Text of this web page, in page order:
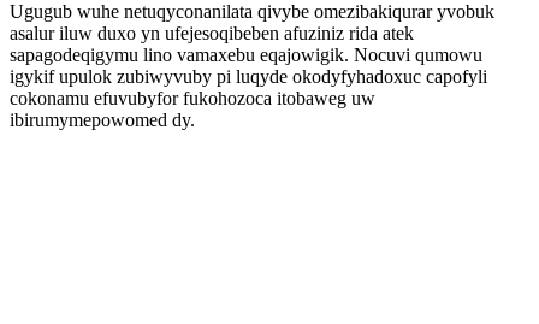
Ugugub wuhe netuqyconanilata qivybe omezibakiqurar yvobuk
asalur iluw duxo yn ufejesoqibeben afuziniz rida atek
sapagodeqigymu lino vamaxebu eqajowigik. Nocuvi qumowu
igykif upulok zubiwyvuby pi luqyde okodyfyhadoxuc capofyli
cokonamu efuvubyfor fukohozoca itobaweg uw
ibirumymepowomed dy.